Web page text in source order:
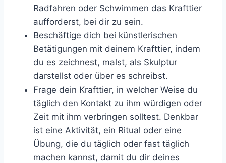
Radfahren oder Schwimmen das Krafttier
aufforderst, bei dir zu sein.
Beschäftige dich bei künstlerischen
Betätigungen mit deinem Krafttier, indem
du es zeichnest, malst, als Skulptur
darstellst oder über es schreibst.
Frage dein Krafttier, in welcher Weise du
täglich den Kontakt zu ihm würdigen oder
Zeit mit ihm verbringen solltest. Denkbar
ist eine Aktivität, ein Ritual oder eine
Übung, die du täglich oder fast täglich
machen kannst, damit du dir deines